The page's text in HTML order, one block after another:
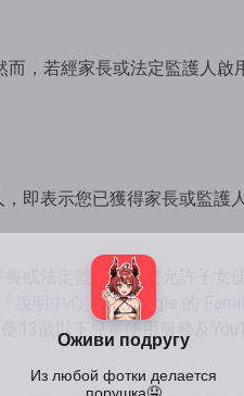
，若經家長或法定監護人啟
即表示您已獲得家長或監護
或法定監護人，您允許子女
」和 Google 的
13歲以下兒童使用服務及